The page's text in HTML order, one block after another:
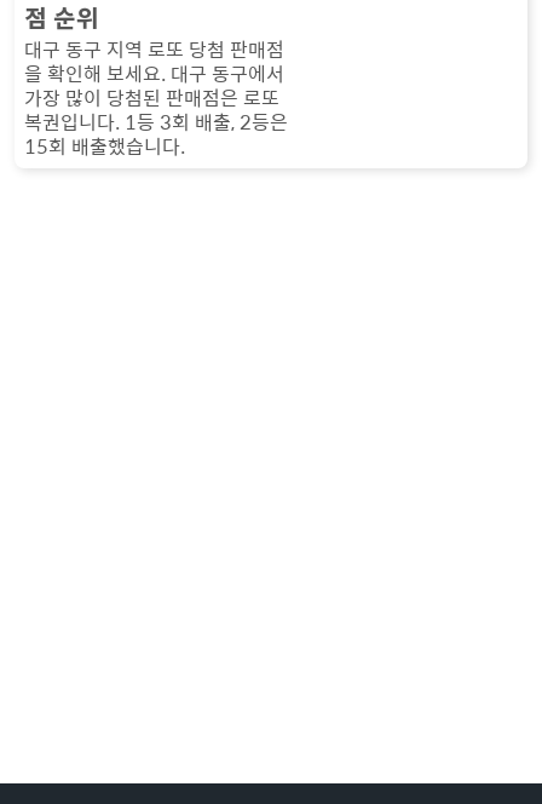
점 순위
대구 동구 지역 로또 당첨 판매점
을 확인해 보세요. 대구 동구에서
가장 많이 당첨된 판매점은 로또
복권입니다. 1등 3회 배출, 2등은
15회 배출했습니다.